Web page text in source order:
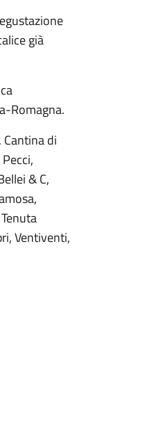
già
Romagna.
di
& C,
Ventiventi,